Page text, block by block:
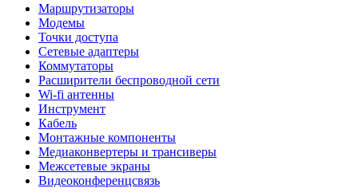
Степлеры строительные
Пистолеты клеевые
Наборы бит и сверел
Инструмент многофункциональный
Круги, диски, фрезы
Аксессуары для электро и
Маршрутизаторы
Модемы
Точки доступа
Сетевые адаптеры
Коммутаторы
Расширители беспроводной сети
Wi-fi антенны
Инструмент
Кабель
Монтажные компоненты
Медиаконвертеры и трансиверы
Межсетевые экраны
Видеоконференцсвязь